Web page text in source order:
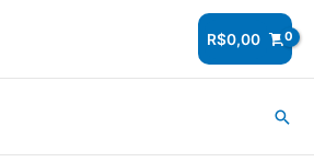
R$0,00